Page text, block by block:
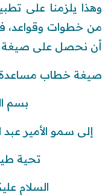
وهذا يلزمنا على
من خطوات وقواعد،
أن نحصل على صيغة
صيغة خطاب مساعدة
بسم
إلى سمو الأمير عبد
تحية
السلام